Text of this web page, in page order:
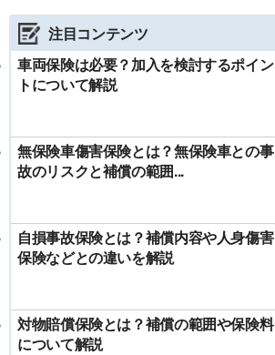
注目コンテンツ
車両保険は必要？加入を検討するポイン
トについて解説
無保険車傷害保険とは？無保険車との事
故のリスクと補償の範囲...
自損事故保険とは？補償内容や人身傷害
保険などとの違いを解説
対物賠償保険とは？補償の範囲や保険料
について解説